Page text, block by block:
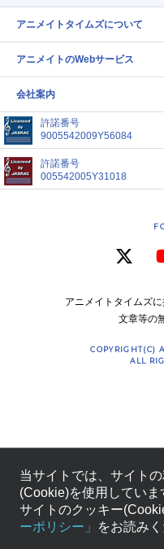
アニメイトタイムズについて
アニメイトのWebサービス
会社案内
許諾番号
9005542009Y56084
許諾番号
005542005Y31018
アニメイトタイムズ
文章等の
COPYRIGHT(C)
ALL
当サイトでは、サイト
(Cookie)を使用していま
サイトのクッキー
ーポリシー」
をお読みく